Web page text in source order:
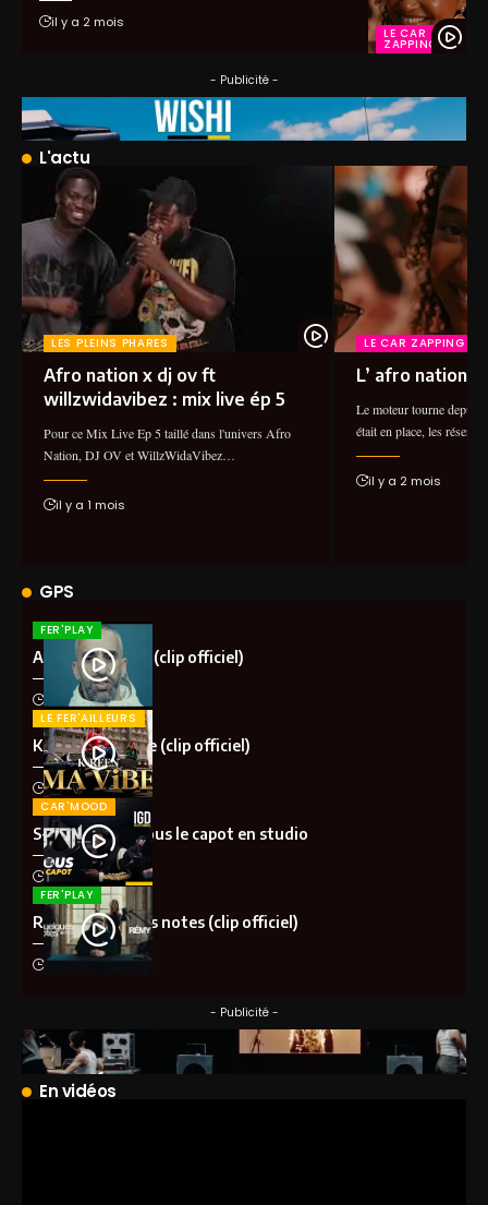
LE CAR
ZAPPING
il y a 2 mois
- Publicité -
L'actu
LES PLEINS PHARES
Afro nation x dj ov ft
willzwidavibez : mix live ép 5
Pour ce Mix Live Ep 5 taillé dans l'univers Afro
Nation, DJ OV et WillzWidaVibez…
il y a 1 mois
LE CAR ZAPPING
L’ afro nation
Le moteur tourne depuis
était en place, les
il y a 2 mois
GPS
FER'PLAY
Aketo – Khalota (clip officiel)
il y a 1 mois
LE FER'AILLEURS
K-Reen – Ma vibe (clip officiel)
il y a 1 mois
CAR'MOOD
S-Pion (IGD) – Sous le capot en studio
il y a 2 mois
FER'PLAY
Rémy – Quelques notes (clip officiel)
il y a 2 mois
- Publicité -
En vidéos